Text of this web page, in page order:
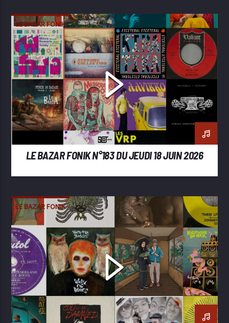
LE BAZAR FONIK
LE BAZAR FONIK N°183 DU JEUDI 18 JUIN 2026
LE BAZAR FONIK